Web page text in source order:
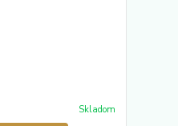
Skladom